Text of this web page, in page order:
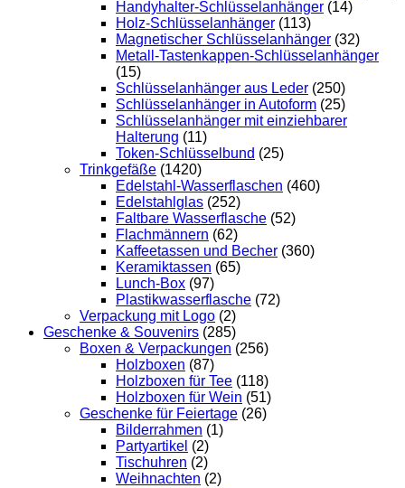
Handyhalter-Schlüsselanhänger (14)
Holz-Schlüsselanhänger (113)
Magnetischer Schlüsselanhänger (32)
Metall-Tastenkappen-Schlüsselanhänger
(15)
Schlüsselanhänger aus Leder (250)
Schlüsselanhänger in Autoform (25)
Schlüsselanhänger mit einziehbarer
Halterung (11)
Token-Schlüsselbund (25)
Trinkgefäße (1420)
Edelstahl-Wasserflaschen (460)
Edelstahlglas (252)
Faltbare Wasserflasche (52)
Flachmännern (62)
Kaffeetassen und Becher (360)
Keramiktassen (65)
Lunch-Box (97)
Plastikwasserflasche (72)
Verpackung mit Logo (2)
Geschenke & Souvenirs (285)
Boxen & Verpackungen (256)
Holzboxen (87)
Holzboxen für Tee (118)
Holzboxen für Wein (51)
Geschenke für Feiertage (26)
Bilderrahmen (1)
Partyartikel (2)
Tischuhren (2)
Weihnachten (2)